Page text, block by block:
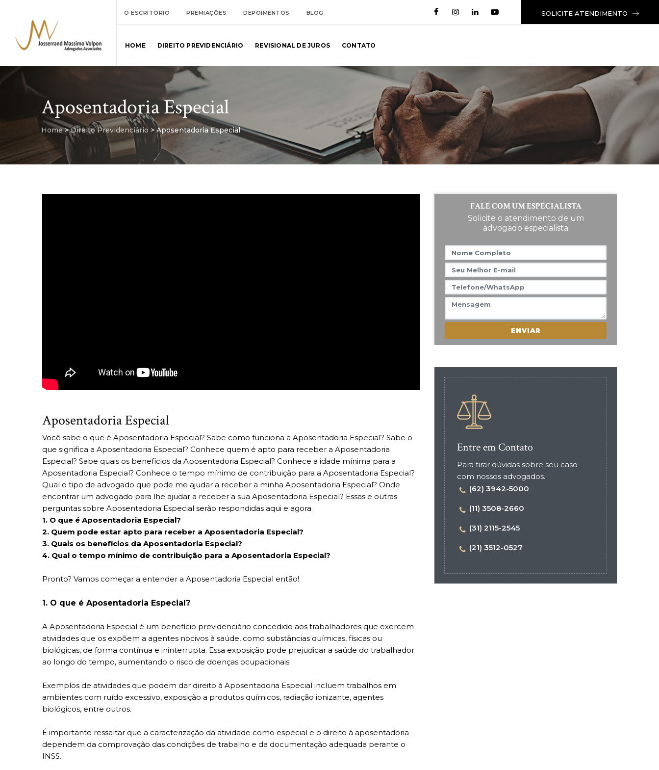
O ESCRITÓRIO PREMIAÇÕES DEPOIMENTOS BLOG SOLICITE ATENDIMENTO
HOME DIREITO PREVIDENCIÁRIO REVISIONAL DE JUROS CONTATO
Aposentadoria Especial
Home >Direito Previdenciário >Aposentadoria Especial
Aposentadoria Especial
Você sabe o que é Aposentadoria Especial? Sabe como funciona a Aposentadoria Especial? Sabe o
que significa a Aposentadoria Especial? Conhece quem é apto para receber a Aposentadoria
Especial? Sabe quais os benefícios da Aposentadoria Especial? Conhece a idade mínima para a
Aposentadoria Especial? Conhece o tempo mínimo de contribuição para a Aposentadoria Especial?
Qual o tipo de advogado que pode me ajudar a receber a minha Aposentadoria Especial? Onde
encontrar um advogado para lhe ajudar a receber a sua Aposentadoria Especial? Essas e outras
perguntas sobre Aposentadoria Especial serão respondidas aqui e agora.
1. O que é Aposentadoria Especial?
2. Quem pode estar apto para receber a Aposentadoria Especial?
3. Quais os benefícios da Aposentadoria Especial?
4. Qual o tempo mínimo de contribuição para a Aposentadoria Especial?
Pronto? Vamos começar a entender a Aposentadoria Especial então!
1. O que é Aposentadoria Especial?
A Aposentadoria Especial é um benefício previdenciário concedido aos trabalhadores que exercem
atividades que os expõem a agentes nocivos à saúde, como substâncias químicas, físicas ou
biológicas, de forma contínua e ininterrupta. Essa exposição pode prejudicar a saúde do trabalhador
ao longo do tempo, aumentando o risco de doenças ocupacionais.
Exemplos de atividades que podem dar direito à Aposentadoria Especial incluem trabalhos em
ambientes com ruído excessivo, exposição a produtos químicos, radiação ionizante, agentes
biológicos, entre outros.
É importante ressaltar que a caracterização da atividade como especial e o direito à aposentadoria
dependem da comprovação das condições de trabalho e da documentação adequada perante o
INSS.
FALE COM UM ESPECIALISTA
Solicite o atendimento de um
advogado especialista
ENVIAR
Entre em Contato
Para tirar dúvidas sobre seu caso
com nossos advogados.
(62) 3942-5000
(11) 3508-2660
(31) 2115-2545
(21) 3512-0527